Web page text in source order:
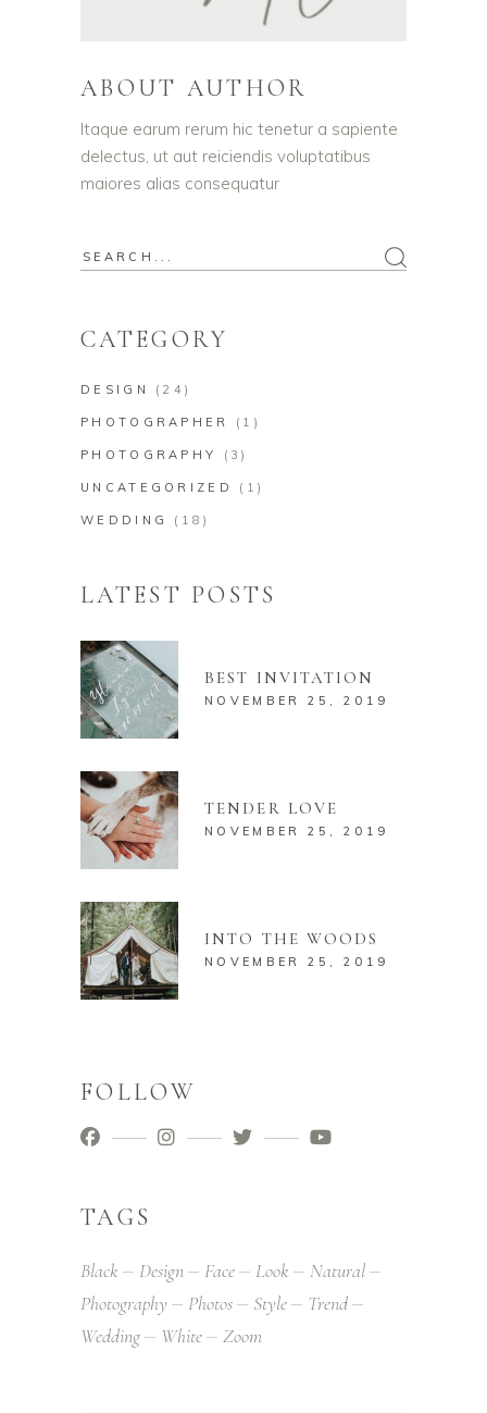
ABOUT AUTHOR
Itaque earum rerum hic tenetur a sapiente
delectus, ut aut reiciendis voluptatibus
maiores alias consequatur
CATEGORY
DESIGN (24)
PHOTOGRAPHER (1)
PHOTOGRAPHY (3)
UNCATEGORIZED (1)
WEDDING (18)
LATEST POSTS
BEST INVITATION
NOVEMBER 25, 2019
TENDER LOVE
NOVEMBER 25, 2019
INTO THE WOODS
NOVEMBER 25, 2019
FOLLOW
TAGS
Black Design Face Look
Natural
Photography
Photos Style
Trend
Wedding
White Zoom